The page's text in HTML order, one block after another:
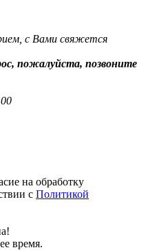
с Вами свяжется
пожалуйста, позвоните
на обработку
с Политикой
время.